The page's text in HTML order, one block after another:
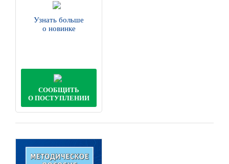
Узнать больше
о новинке
СООБЩИТЬ
О ПОСТУПЛЕНИИ